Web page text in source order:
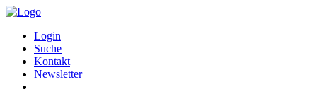
Login
Suche
Kontakt
Newsletter